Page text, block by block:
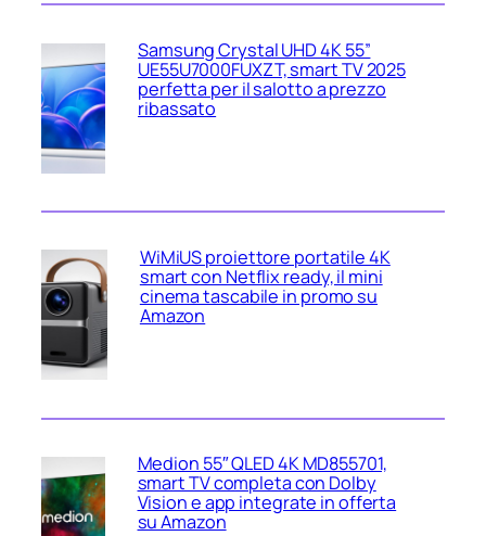
Samsung Crystal UHD 4K 55”
UE55U7000FUXZT, smart TV 2025
perfetta per il salotto a prezzo
ribassato
WiMiUS proiettore portatile 4K
smart con Netflix ready, il mini
cinema tascabile in promo su
Amazon
Medion 55″ QLED 4K MD855701,
smart TV completa con Dolby
Vision e app integrate in offerta
su Amazon